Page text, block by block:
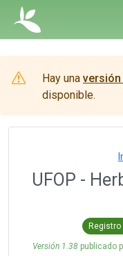
Hay una
disponible.
UFOP -
Registro
Versión 1.38 publicado